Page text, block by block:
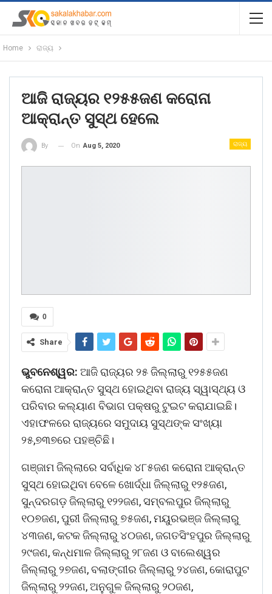
Home ରାଜ୍ୟ
ଆଜି ରାଜ୍ୟର ୧୨୫୫ଜଣ କରୋନା
ଆକ୍ରାନ୍ତ ସୁସ୍ଥ ହେଲେ
ରାଜ୍ୟ
By On Aug 5, 2020
0
Share
ଭୁବନେଶ୍ୱର: ଆଜି ରାଜ୍ୟର ୨୫ ଜିଲ୍ଲାରୁ ୧୨୫୫ଜଣ
କରୋନା ଆକ୍ରାନ୍ତ ସୁସ୍ଥ ହୋଇଥିବା ରାଜ୍ୟ ସ୍ୱାସ୍ଥ୍ୟ ଓ
ପରିବାର କଲ୍ୟାଣ ବିଭାଗ ପକ୍ଷରୁ ଟୁଇଟ କରାଯାଇଛି।
ଏହାଫଳରେ ରାଜ୍ୟରେ ସମୁଦାୟ ସୁସ୍ଥଙ୍କ ସଂଖ୍ୟା
୨୫,୭୩୭ରେ ପହଞ୍ଚିଛି।
ଗଞ୍ଜାମ ଜିଲ୍ଲାରେ ସର୍ବାଧିକ ୪୮୫ଜଣ କରୋନା ଆକ୍ରାନ୍ତ
ସୁସ୍ଥ ହୋଇଥିବା ବେଳେ ଖୋର୍ଦ୍ଧା ଜିଲ୍ଲାରୁ ୧୨୫ଜଣ,
ସୁନ୍ଦରଗଡ଼ ଜିଲ୍ଲାରୁ ୧୨୨ଜଣ, ସମ୍ବଲପୁର ଜିଲ୍ଲାରୁ
୧୦୭ଜଣ, ପୁରୀ ଜିଲ୍ଲାରୁ ୭୫ଜଣ, ମୟୁରଭଞ୍ଜ ଜିଲ୍ଲାରୁ
୪୩ଜଣ, କଟକ ଜିଲ୍ଲାରୁ ୪୦ଜଣ, ଜଗତସିଂହପୁର ଜିଲ୍ଲାରୁ
୨୯ଜଣ, କନ୍ଧମାଳ ଜିଲ୍ଲାରୁ ୨୮ଜଣ ଓ ବାଲେଶ୍ୱର
ଜିଲ୍ଲାରୁ ୨୭ଜଣ, ବଲାଙ୍ଗୀର ଜିଲ୍ଲାରୁ ୨୪ଜଣ, କୋରାପୁଟ
ଜିଲ୍ଲାରୁ ୨୨ଜଣ, ଅନୁଗୁଳ ଜିଲ୍ଲାରୁ ୨୦ଜଣ,